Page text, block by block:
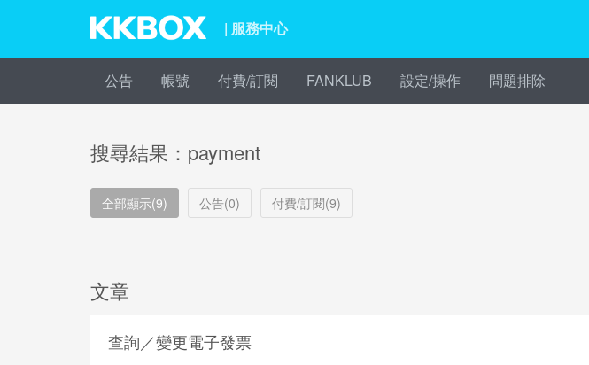
| 服務中心
公告 帳號 付費/訂閱 FANKLUB 設定/操作 問題排除
搜尋結果：payment
全部顯示(9) 公告(0) 付費/訂閱(9)
文章
查詢／變更電子發票